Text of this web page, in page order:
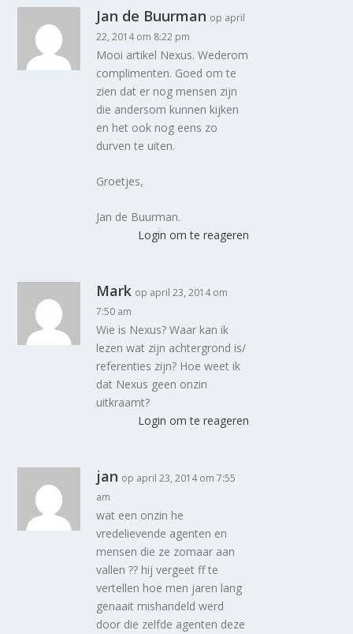
Jan de Buurman op april
22, 2014 om 8:22 pm
Mooi artikel Nexus. Wederom
complimenten. Goed om te
zien dat er nog mensen zijn
die andersom kunnen kijken
en het ook nog eens zo
durven te uiten.
Groetjes,
Jan de Buurman.
Login om te reageren
Mark op april 23, 2014 om
7:50 am
Wie is Nexus? Waar kan ik
lezen wat zijn achtergrond is/
referenties zijn? Hoe weet ik
dat Nexus geen onzin
uitkraamt?
Login om te reageren
jan op april 23, 2014 om 7:55
am
wat een onzin he
vredelievende agenten en
mensen die ze zomaar aan
vallen ?? hij vergeet ff te
vertellen hoe men jaren lang
genaait mishandeld werd
door die zelfde agenten deze